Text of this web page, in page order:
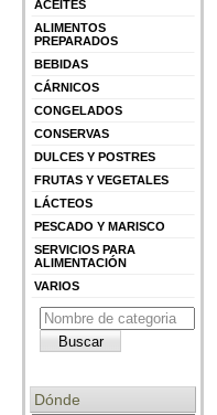
ACEITES
ALIMENTOS
PREPARADOS
BEBIDAS
CÁRNICOS
CONGELADOS
CONSERVAS
DULCES Y POSTRES
FRUTAS Y VEGETALES
LÁCTEOS
PESCADO Y MARISCO
SERVICIOS PARA
ALIMENTACIÓN
VARIOS
Dónde